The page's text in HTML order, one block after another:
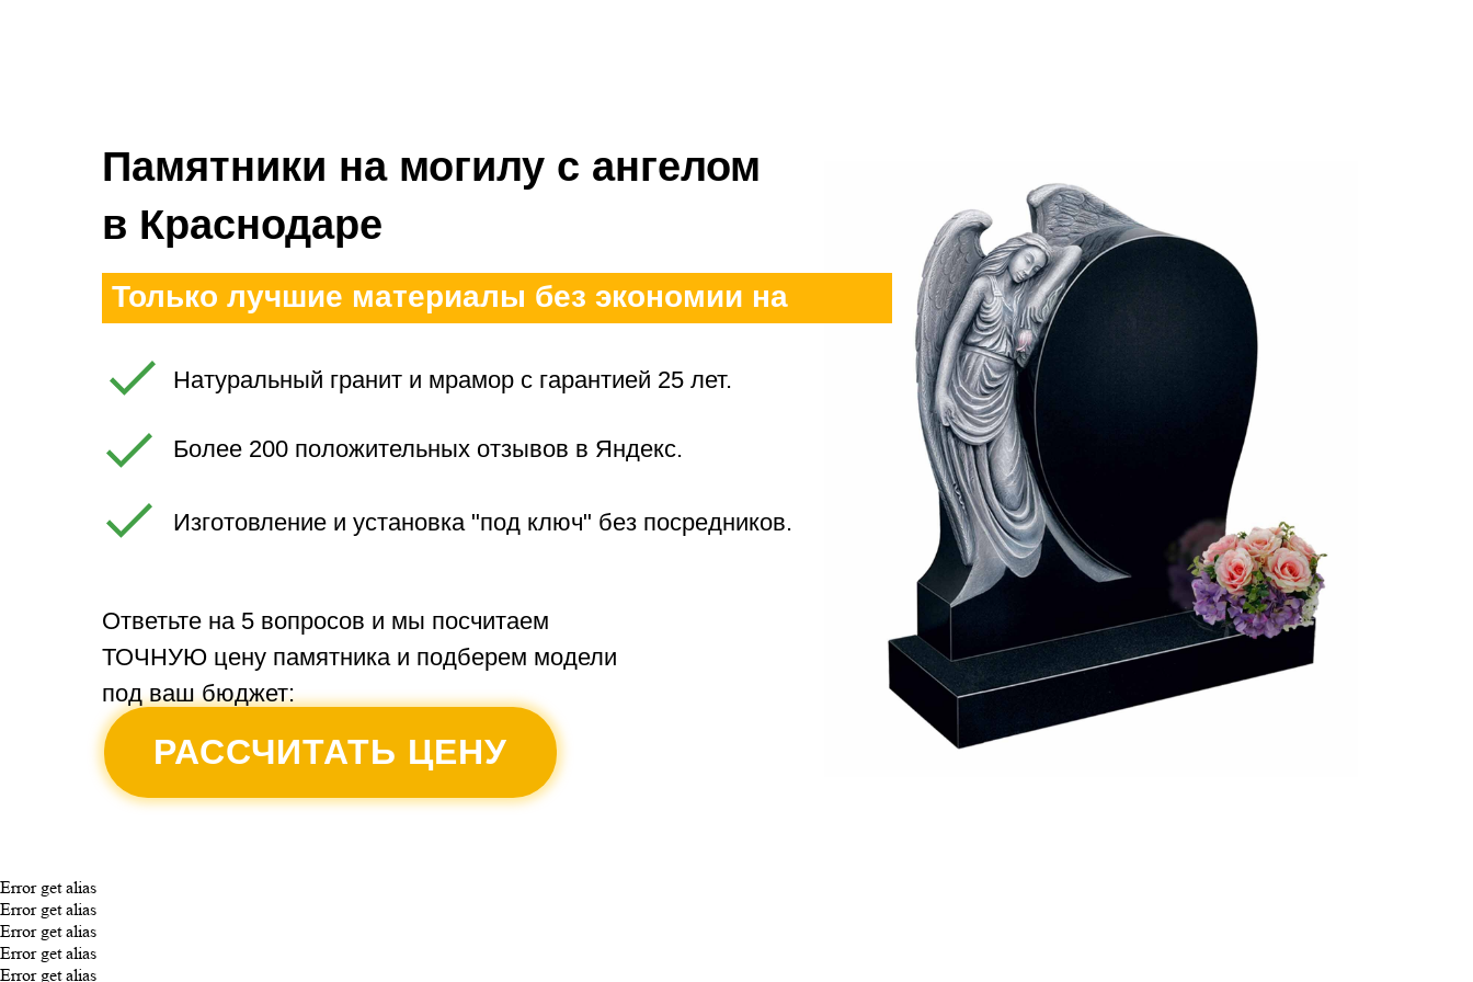
Памятники на могилу с ангелом
в Краснодаре
РАССЧИТАТЬ ЦЕНУ
Натуральный гранит и мрамор с гарантией 25 лет.
Более 200 положительных отзывов в Яндекс.
Изготовление и установка "под ключ" без посредников.
Ответьте на 5 вопросов и мы посчитаем
ТОЧНУЮ цену памятника и подберем модели
под ваш бюджет:
Только лучшие материалы без экономии на
Error get alias
Error get alias
Error get alias
Error get alias
Error get alias